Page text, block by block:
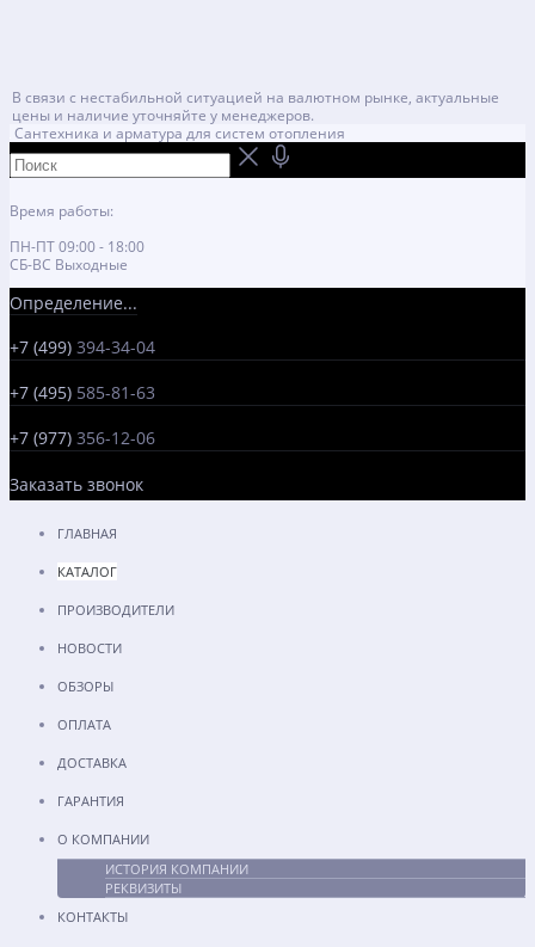
В связи с нестабильной ситуацией на валютном рынке, актуальные
цены и наличие уточняйте у менеджеров.
Сантехника и арматура для систем отопления
Время работы:
ПН-ПТ 09:00 - 18:00
СБ-ВС Выходные
Определение...
+7 (499) 394-34-04
+7 (495) 585-81-63
+7 (977) 356-12-06
Заказать звонок
ГЛАВНАЯ
КАТАЛОГ
ПРОИЗВОДИТЕЛИ
НОВОСТИ
ОБЗОРЫ
ОПЛАТА
ДОСТАВКА
ГАРАНТИЯ
О КОМПАНИИ
ИСТОРИЯ КОМПАНИИ
РЕКВИЗИТЫ
КОНТАКТЫ